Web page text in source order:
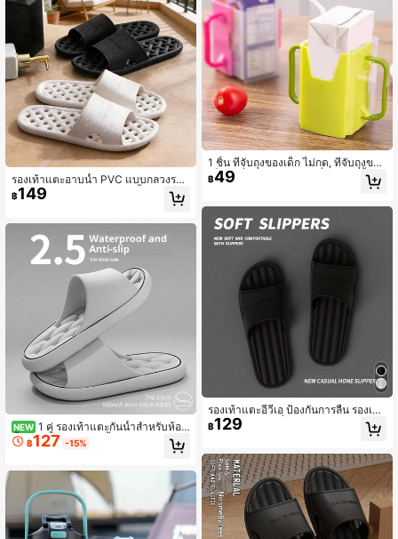
รองเท้าแตะอาบน้ำ PVC แบบกลวงระบ
ายอากาศ, รองเท้าแตะอาบน้ำแบบนุ่มกั
นลื่นแห้งเร็วสำหรับใช้ในบ้าน
฿149
NEW 1 คู่ รองเท้าแตะกันน้ำสำหรับห้อง
น้ำ, รองเท้าแตะอาบน้ำสำหรับใช้ในบ้า
นแบบยูนิเซ็กซ์, รองเท้าแตะ EVA กันกลิ่
฿127 -15%
1 ชิ้น ที่จับถุงของเด็ก ไม่กด, ที่จับถุงของ
เด็ก ไม่รั่ว, ถุงใส่อาหาร, ที่ใส่กล่องน้ำผล
ไม้ - ชุดที่จับถุงโยเกิร์ตกันรั่ว, ที่จับกล่อง
฿49
รองเท้าแตะอีวีเอ ป้องกันการลื่น รองเท้า
ใส่ในบ้านไม่มีกลิ่นสำหรับผู้ชายและผู้ห
ญิง งานตกแต่งห้องน้ำ กลับโรงเรียนฤดู
฿129